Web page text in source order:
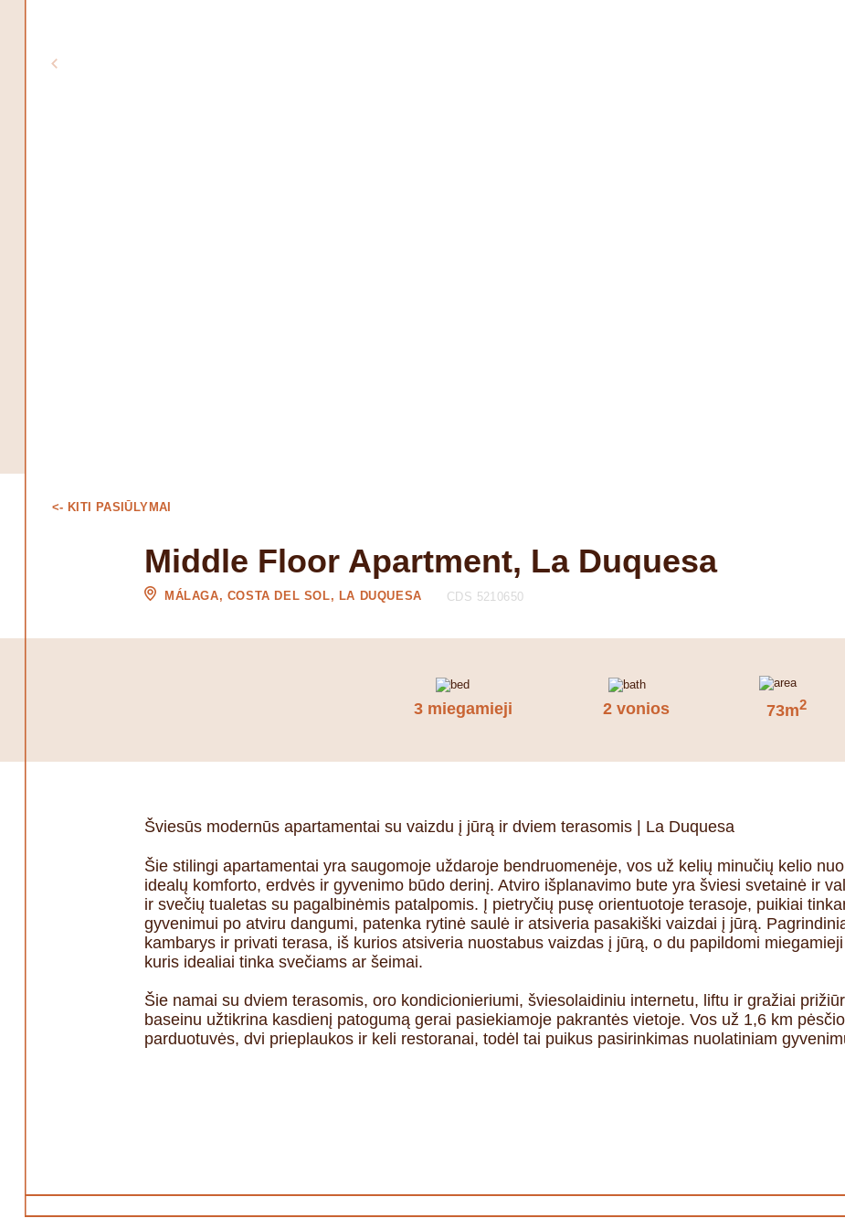
<- KITI PASIŪLYMAI
Middle Floor Apartment, La Duquesa
MÁLAGA, COSTA DEL SOL, LA DUQUESA CDS 5210650
3 miegamieji 2 vonios 73m2
Šviesūs modernūs apartamentai su vaizdu į jūrą ir dviem terasomis | La Duquesa
Šie stilingi apartamentai yra saugomoje uždaroje bendruomenėje, vos už kelių minučių kelio
idealų komforto, erdvės ir gyvenimo būdo derinį. Atviro išplanavimo bute yra šviesi svetainė ir
ir svečių tualetas su pagalbinėmis patalpomis. Į pietryčių pusę orientuotoje terasoje, puikiai
gyvenimui po atviru dangumi, patenka rytinė saulė ir atsiveria pasakiški vaizdai į jūrą.
kambarys ir privati terasa, iš kurios atsiveria nuostabus vaizdas į jūrą, o du papildomi
kuris idealiai tinka svečiams ar šeimai.
Šie namai su dviem terasomis, oro kondicionieriumi, šviesolaidiniu internetu, liftu ir gražiai
baseinu užtikrina kasdienį patogumą gerai pasiekiamoje pakrantės vietoje. Vos už 1,6 km
parduotuvės, dvi prieplaukos ir keli restoranai, todėl tai puikus pasirinkimas nuolatiniam